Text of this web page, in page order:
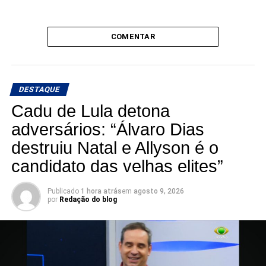
COMENTAR
DESTAQUE
Cadu de Lula detona
adversários: “Álvaro Dias
destruiu Natal e Allyson é o
candidato das velhas elites”
Publicado 1 hora atrásem agosto 9, 2026
por Redação do blog